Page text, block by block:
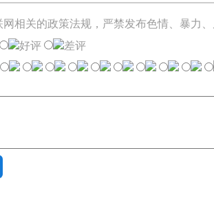
相关的政策法规，严禁发布色情、暴力
好评
差评